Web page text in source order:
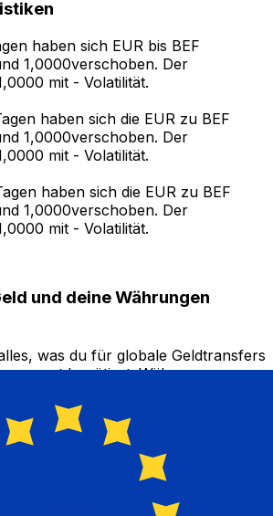
haben sich EUR bis BEF
1,0000verschoben. Der
mit - Volatilität.
haben sich die EUR zu BEF
1,0000verschoben. Der
mit - Volatilität.
haben sich die EUR zu BEF
1,0000verschoben. Der
mit - Volatilität.
und deine Währungen
was du für globale Geldtransfers
benötigst. Währungen
ohne versteckte